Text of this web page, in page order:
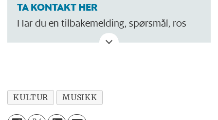
TA KONTAKT HER
Har du en tilbakemelding, spørsmål, ros
eller kritikk? Eller tips om noe vi bør skrive
KULTUR MUSIKK